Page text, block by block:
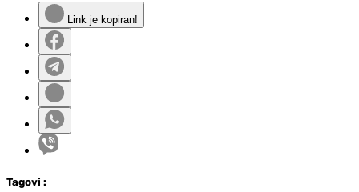
Link je kopiran!
Tagovi :